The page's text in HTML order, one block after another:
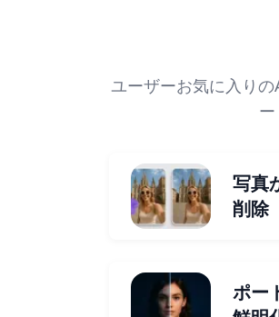
ユーザーお気に入り
写真
削除
ポー